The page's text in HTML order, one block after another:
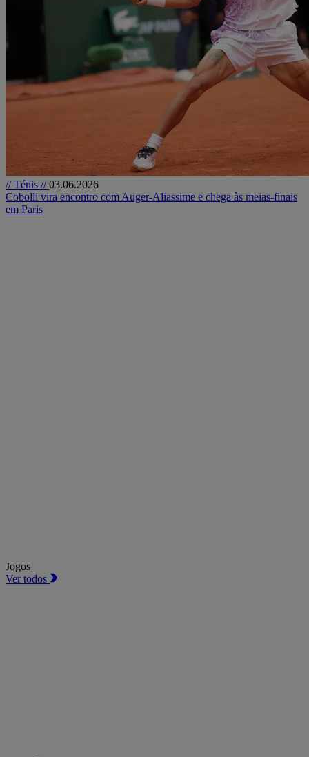
// Ténis //03.06.2026
Cobolli vira encontro com Auger-Aliassime e chega às meias-finais
em Paris
Jogos
Ver todos